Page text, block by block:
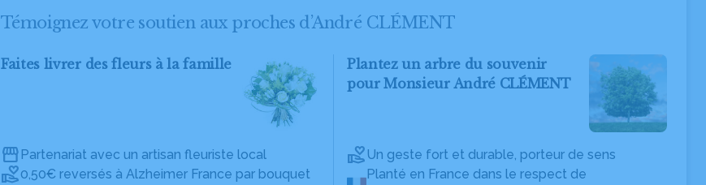
Témoignez votre soutien aux proches d’André CLÉMENT
Faites livrer des fleurs à la famille
Partenariat avec un artisan fleuriste local
0,50€ reversés à Alzheimer France par bouquet
Plantez un arbre du souvenir
pour Monsieur André CLÉMENT
Un geste fort et durable, porteur de sens
Planté en France dans le respect de